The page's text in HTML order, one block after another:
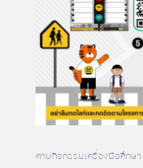
คาบกิจกรรมเครื่องมือศึกษา